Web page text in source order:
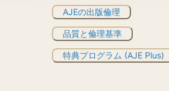
AJEの出版倫理
品質と倫理基準
特典プログラム (AJE Plus)